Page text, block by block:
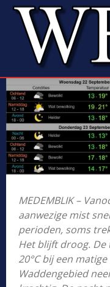
MEDEMBLIK –
aanwezige mist
perioden, soms
Het blijft droog.
20°C bij een
Waddengebied